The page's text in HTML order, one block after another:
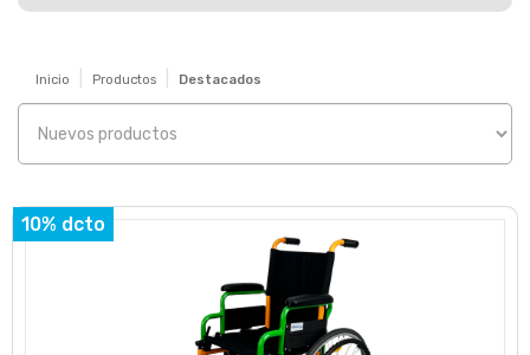
Inicio Productos Destacados
10% dcto